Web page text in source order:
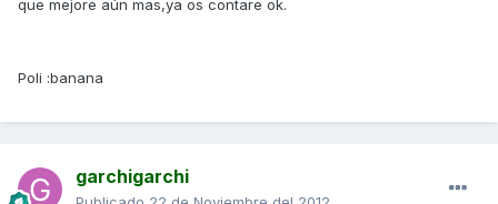
que mejore aún mas,ya os contare ok.
Poli :banana
garchigarchi